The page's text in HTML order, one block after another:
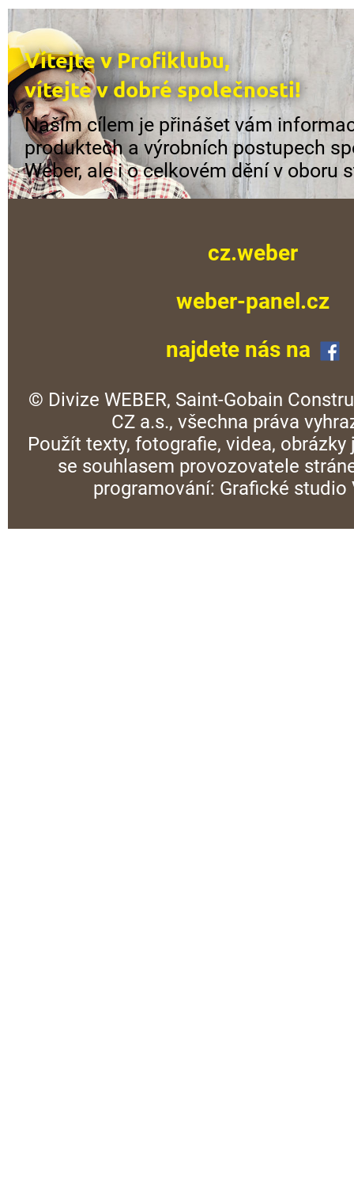
Vítejte v Profiklubu,
vítejte v dobré společnosti!
Naším cílem je přinášet vám
produktech a výrobních postupech
Weber, ale i o celkovém dění v oboru
cz.weber
weber-panel.cz
najdete nás na
© Divize WEBER, Saint-Gobain
CZ a.s., všechna práva
Použít texty, fotografie, videa, obrázky
se souhlasem provozovatele
programování: Grafické studio